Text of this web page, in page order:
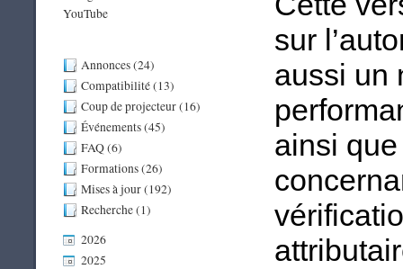
YouTube
Annonces (24)
Compatibilité (13)
Coup de projecteur (16)
Événements (45)
FAQ (6)
Formations (26)
Mises à jour (192)
Recherche (1)
2026
2025
sur
aussi un
ainsi